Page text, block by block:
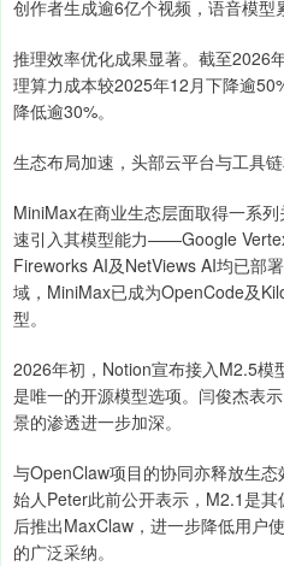
创作者生成逾6亿个视频，语音模型
推理效率优化成果显著。截至2026
理算力成本较2025年12月下降逾
降低逾30%。
生态布局加速，头部云平台与工具
MiniMax在商业生态层面取得一系
速引入其模型能力——Google
Fireworks AI及NetViews AI均已部
域，MiniMax已成为OpenCode及
型。
2026年初，Notion宣布接入M2.5模
是唯一的开源模型选项。闫俊杰表
景的渗透进一步加深。
与OpenClaw项目的协同亦释放生
始人Peter此前公开表示，M2.1是
后推出MaxClaw，进一步降低用户
的广泛采纳。